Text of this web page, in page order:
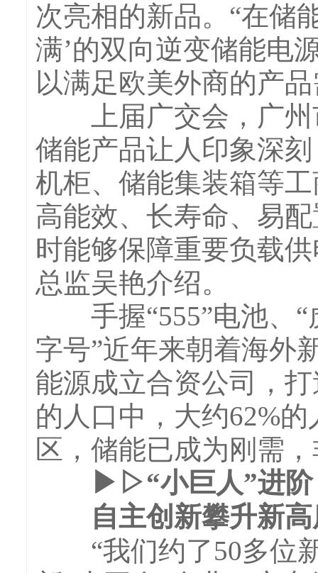
次亮相的新品。“在储
满’的双向逆变储能电
以满足欧美外商的产
上届广交会，广州
储能产品让人印象深
机柜、储能集装箱等
高能效、长寿命、易
时能够保障重要负载
总监吴艳介绍。
手握“555”电池、“
字号”近年来朝着海外
能源成立合资公司，
的人口中，大约62%
区，储能已成为刚需
▶▷“小巨人”进阶
自主创新攀升新高
“我们约了50多位新